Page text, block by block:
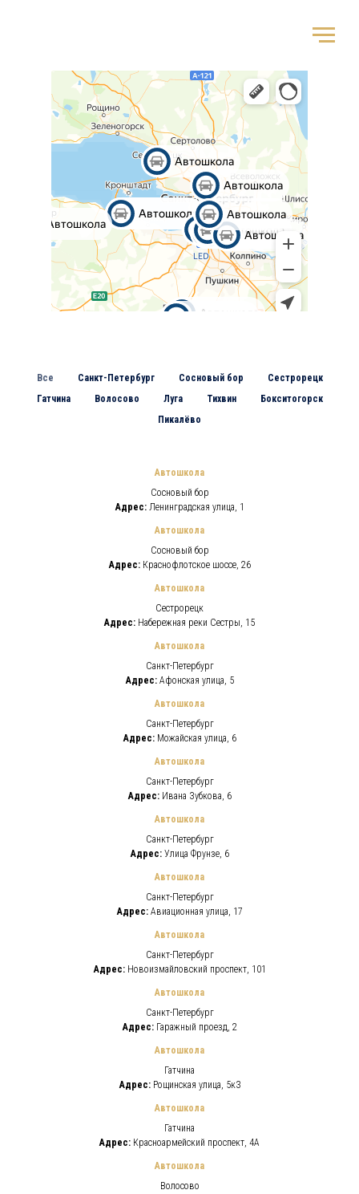
Все Санкт-Петербург Сосновый бор
Сестрорецк
Гатчина
Волосово Луга Тихвин
Бокситогорск
Пикалёво
Автошкола
Сосновый бор
Адрес: Ленинградская улица, 1
Автошкола
Сосновый бор
Адрес: Краснофлотское шоссе, 26
Автошкола
Сестрорецк
Адрес: Набережная реки Сестры, 15
Автошкола
Санкт-Петербург
Адрес: Афонская улица, 5
Автошкола
Санкт-Петербург
Адрес: Можайская улица, 6
Автошкола
Санкт-Петербург
Адрес: Ивана Зубкова, 6
Автошкола
Санкт-Петербург
Адрес: Улица Фрунзе, 6
Автошкола
Санкт-Петербург
Адрес: Авиационная улица, 17
Автошкола
Санкт-Петербург
Адрес: Новоизмайловский проспект, 101
Автошкола
Санкт-Петербург
Адрес: Гаражный проезд, 2
Автошкола
Гатчина
Адрес: Рощинская улица, 5к3
Автошкола
Гатчина
Адрес: Красноармейский проспект, 4А
Автошкола
Волосово